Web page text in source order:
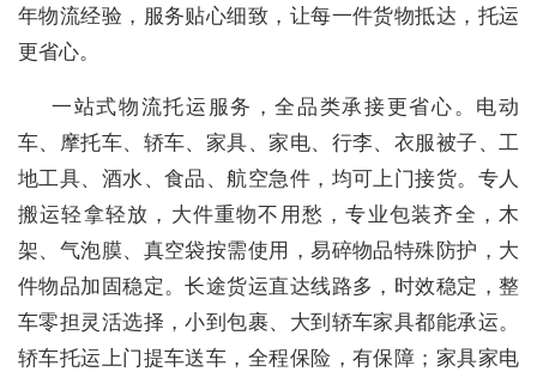
年物流经验，服务贴心细致，让每一件货物抵达，托运
更省心。
一站式物流托运服务，全品类承接更省心。电动
车、摩托车、轿车、家具、家电、行李、衣服被子、工
地工具、酒水、食品、航空急件，均可上门接货。专人
搬运轻拿轻放，大件重物不用愁，专业包装齐全，木
架、气泡膜、真空袋按需使用，易碎物品特殊防护，大
件物品加固稳定。长途货运直达线路多，时效稳定，整
车零担灵活选择，小到包裹、大到轿车家具都能承运。
轿车托运上门提车送车，全程保险，有保障；家具家电